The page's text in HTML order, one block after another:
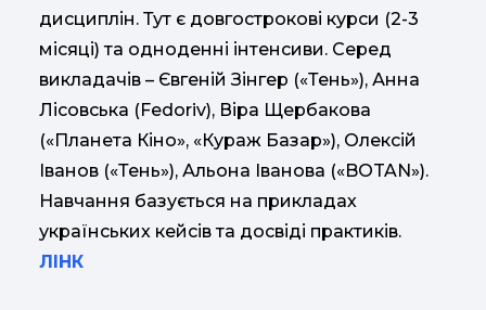
дисциплін. Тут є довгострокові курси (2-3
місяці) та одноденні інтенсиви. Серед
викладачів – Євгеній Зінгер («Тень»), Анна
Лісовська (Fedoriv), Віра Щербакова
(«Планета Кіно», «Кураж Базар»), Олексій
Іванов («Тень»), Альона Іванова («BOTAN»).
Навчання базується на прикладах
українських кейсів та досвіді практиків.
ЛІНК